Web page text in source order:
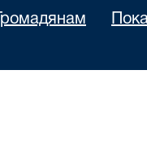
Громадянам